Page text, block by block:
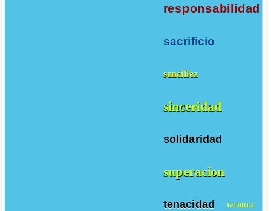
responsabilidad
sacrificio
sencillez
sinceridad
solidaridad
superacion
tenacidad ternura